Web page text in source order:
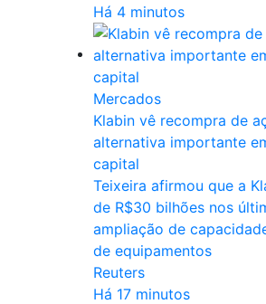
Há 4 minutos
Mercados
Klabin vê recompra de
alternativa importante
capital
Teixeira afirmou que a
de R$30 bilhões nos
ampliação de
de equipamentos
Reuters
Há 17 minutos